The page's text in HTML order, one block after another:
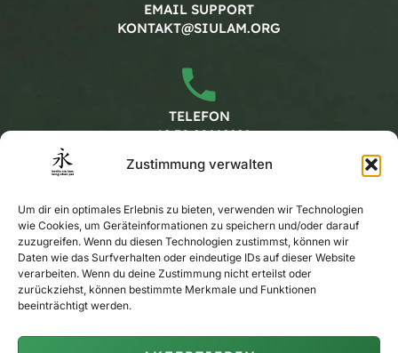
Zustimmung verwalten
Um dir ein optimales Erlebnis zu bieten, verwenden wir Technologien
wie Cookies, um Geräteinformationen zu speichern und/oder darauf
zuzugreifen. Wenn du diesen Technologien zustimmst, können wir
Daten wie das Surfverhalten oder eindeutige IDs auf dieser Website
verarbeiten. Wenn du deine Zustimmung nicht erteilst oder
zurückziehst, können bestimmte Merkmale und Funktionen
beeinträchtigt werden.
EMAIL SUPPORT
KONTAKT@SIULAM.ORG
TELEFON
+49 30 20662228
MONTAG - FREITAG
KALENDER